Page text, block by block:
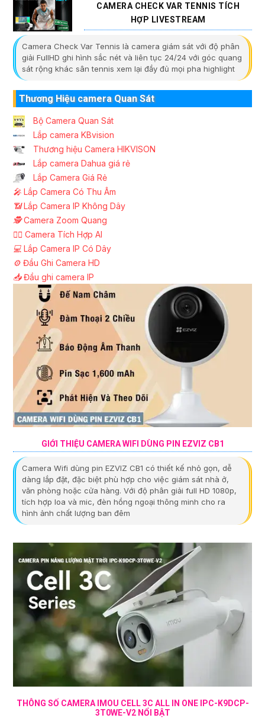
CAMERA CHECK VAR TENNIS TÍCH
HỢP LIVESTREAM
Camera Check Var Tennis là camera giám sát với độ phân
giải FullHD ghi hình sắc nét và liên tục 24/24 với góc quang
sát rộng khác sân tennis xem lại đầy đủ mọi pha highlight
Thương Hiệu camera Quan Sát
Bộ Camera Quan Sát
Lắp camera KBvision
Thương hiệu Camera HIKVISON
Lắp camera Dahua giá rẻ
Lắp Camera Giá Rẻ
️🎤️ Lắp Camera Có Thu Âm
📶Lắp Camera IP Không Dây
🕵️Camera Zoom Quang
🧛‍♀️ Camera Tích Hợp AI
💻 Lắp Camera IP Có Dây
⚙️ Đầu Ghi Camera HD
📥Đầu ghi camera IP
GIỚI THIỆU CAMERA WIFI DÙNG PIN EZVIZ CB1
Camera Wifi dùng pin EZVIZ CB1 có thiết kế nhỏ gọn, dễ
dàng lắp đặt, đặc biệt phù hợp cho việc giám sát nhà ở,
văn phòng hoặc cửa hàng. Với độ phân giải full HD 1080p,
tích hợp loa và mic, đèn hồng ngoại thông minh cho ra
hình ảnh chất lượng ban đêm
THÔNG SỐ CAMERA IMOU CELL 3C ALL IN ONE IPC-K9DCP-
3T0WE-V2 NỔI BẬT